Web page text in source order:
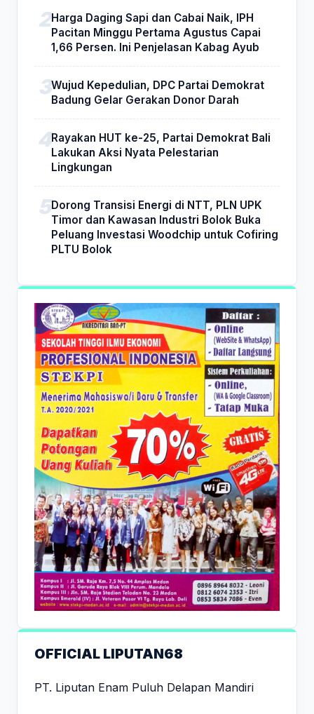
Harga Daging Sapi dan Cabai Naik, IPH
Pacitan Minggu Pertama Agustus Capai
1,66 Persen. Ini Penjelasan Kabag Ayub
Wujud Kepedulian, DPC Partai Demokrat
Badung Gelar Gerakan Donor Darah
Rayakan HUT ke-25, Partai Demokrat Bali
Lakukan Aksi Nyata Pelestarian
Lingkungan
Dorong Transisi Energi di NTT, PLN UPK
Timor dan Kawasan Industri Bolok Buka
Peluang Investasi Woodchip untuk Cofiring
PLTU Bolok
OFFICIAL LIPUTAN68
PT. Liputan Enam Puluh Delapan Mandiri